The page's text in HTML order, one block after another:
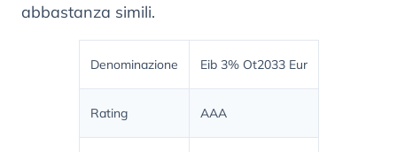
abbastanza simili.
Denominazione Eib 3% Ot2033 Eur
Rating AAA